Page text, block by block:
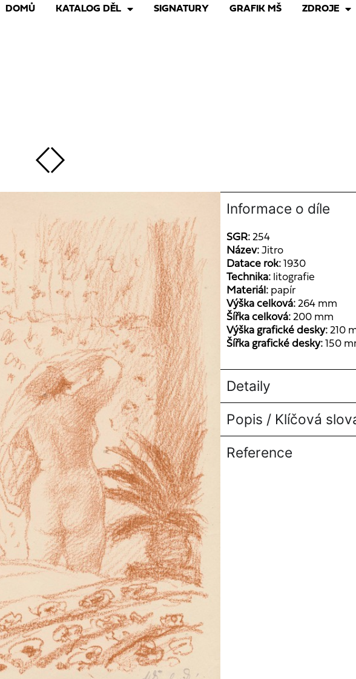
DOMŮ KATALOG DĚL SIGNATURY GRAFIK MŠ ZDROJE
Informace o díle
SGR: 254
Název: Jitro
Datace rok: 1930
Technika: litografie
Materiál: papír
Výška celková: 264 mm
Šířka celková: 200 mm
Výška grafické desky: 210
Šířka grafické desky: 150
Detaily
Popis / Klíčová
Reference